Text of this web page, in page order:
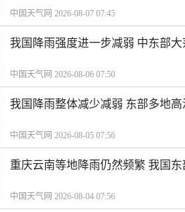
中国天气网 2026-08-07 07:45
我国降雨强度进一步减弱 中东部
中国天气网 2026-08-06 07:50
我国降雨整体减少减弱 东部多地
中国天气网 2026-08-05 07:56
重庆云南等地降雨仍然频繁 我国
中国天气网 2026-08-04 07:56